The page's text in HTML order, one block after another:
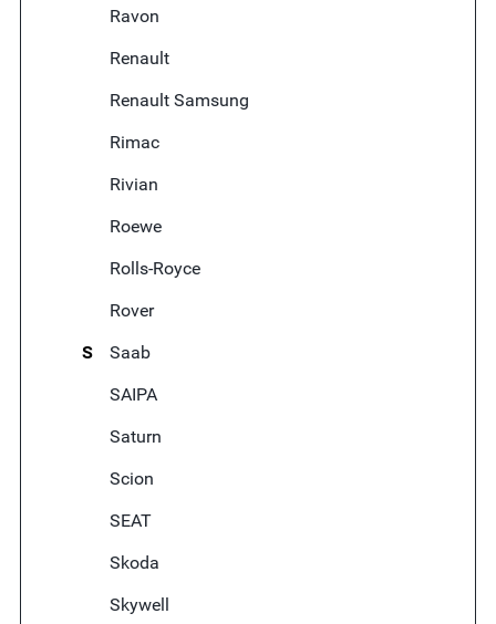
Ravon
Renault
Renault Samsung
Rimac
Rivian
Roewe
Rolls-Royce
Rover
S
Saab
SAIPA
Saturn
Scion
SEAT
Skoda
Skywell